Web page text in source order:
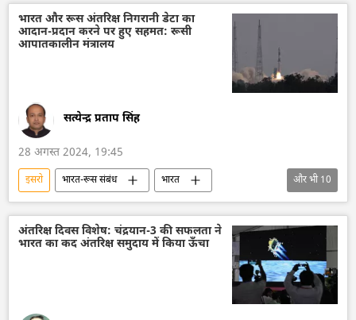
रूस का विकास
रूस
मास्को
रोसाटॉम
अंतरिक्ष
तकनीकी विकास
विज्ञान एवं प्रौद्योगिकी
भारत और रूस अंतरिक्ष निगरानी डेटा का
आदान-प्रदान करने पर हुए सहमत: रूसी
आपातकालीन मंत्रालय
सत्येन्द्र प्रताप सिंह
28 अगस्त 2024, 19:45
इसरो भारत-रूस संबंध
भारत
भारत सरकार
भारत का विकास
अंतरिक्ष
अंतरिक्ष उद्योग
अंतरिक्ष अनुसंधान
रूस
रूस का विकास
डेटा विज्ञान
और भी10
अंतरिक्ष दिवस विशेष: चंद्रयान-3 की सफलता ने
भारत का कद अंतरिक्ष समुदाय में किया ऊँचा